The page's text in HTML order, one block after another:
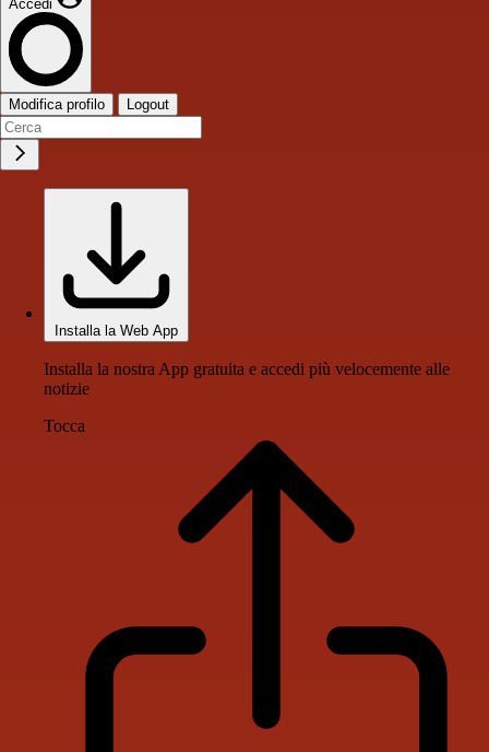
Accedi
Modifica profilo Logout
Installa la Web App
Installa la nostra App gratuita e accedi più velocemente alle
notizie
Tocca